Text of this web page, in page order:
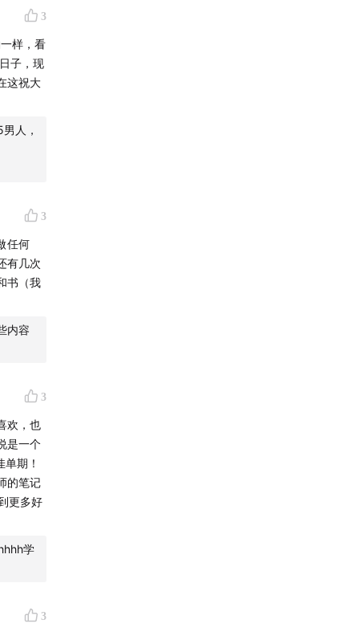
和「
3
样，看
子，现
这祝大
人，
3
任何
有几次
书（我
内容
3
欢，也
是一个
期！
的笔记
更多好
学
3